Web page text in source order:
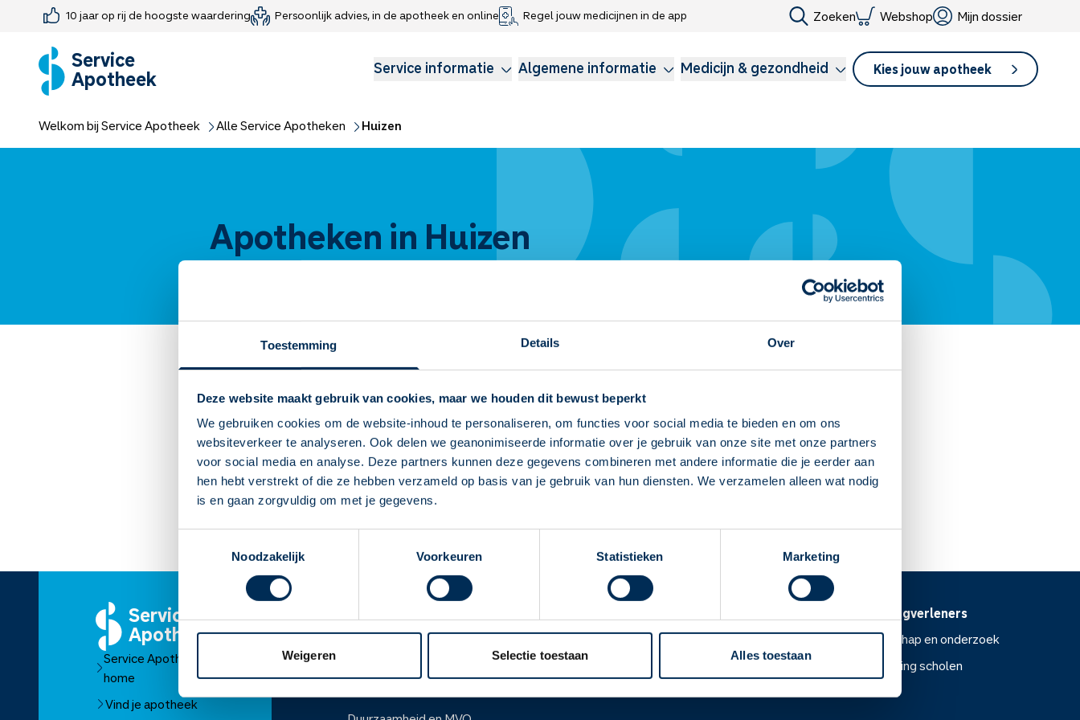
Toestemming Details Over
Deze website maakt gebruik van cookies, maar we houden dit bewust beperkt
We gebruiken cookies om de website-inhoud te personaliseren, om functies voor social media te bieden en om ons
websiteverkeer te analyseren. Ook delen we geanonimiseerde informatie over je gebruik van onze site met onze partners
voor social media en analyse. Deze partners kunnen deze gegevens combineren met andere informatie die je eerder aan
hen hebt verstrekt of die ze hebben verzameld op basis van je gebruik van hun diensten. We verzamelen alleen wat nodig
is en gaan zorgvuldig om met je gegevens.
Noodzakelijk
Voorkeuren Statistieken Marketing
Weigeren Selectie toestaan Alles toestaan
Deze Service Apotheek staat nu ingesteld als
jouw apotheek
Zo kan je makkelijk alle informatie vinden in het
10 jaar op rij de hoogste waardering Persoonlijk advies, in de apotheek en online Regel jouw medicijnen in de app Zoeken Webshop Mijn dossier
Service
Apotheek Service informatie Algemene informatie Medicijn & gezondheid Kies jouw apotheek
Farmaceutisch consult
Medicijn-APK
Webshop
Jouw medische gegevens delen
Klachtenregeling
Medicijnen voor kinderen
Longzorg
Welkom bij Service Apotheek Alle Service Apotheken Huizen
Apotheken in Huizen
Service Apotheek Huizermaat
Holleblok421273 EG
apotheek.assistent@wgchuizen.nl
035 52 60 292
Dit is mijn apotheek
Service
Apotheek
Service Apotheek
home
Vind je apotheek
Over Service Apotheek
Werken bij het hoofdkantoor
Voor zorgverleners
Wetenschap en onderzoek
Voorlichting scholen